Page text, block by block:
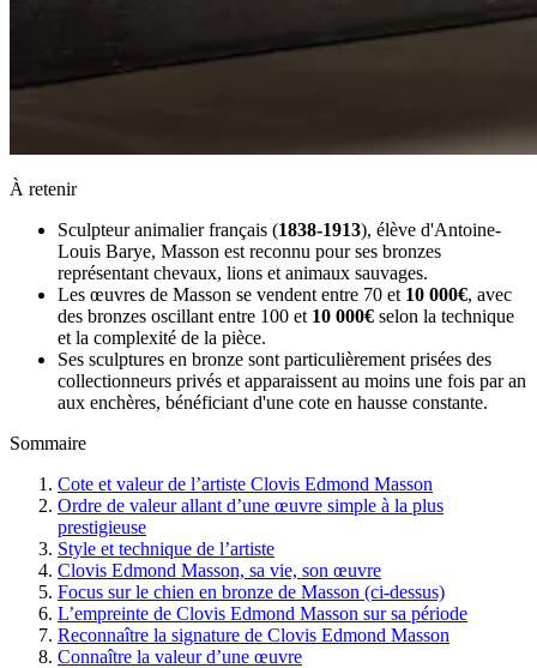
À retenir
Sculpteur animalier français (1838-1913), élève d'Antoine-
Louis Barye, Masson est reconnu pour ses bronzes
représentant chevaux, lions et animaux sauvages.
Les œuvres de Masson se vendent entre 70 et 10 000€, avec
des bronzes oscillant entre 100 et 10 000€ selon la technique
et la complexité de la pièce.
Ses sculptures en bronze sont particulièrement prisées des
collectionneurs privés et apparaissent au moins une fois par an
aux enchères, bénéficiant d'une cote en hausse constante.
Sommaire
Cote et valeur de l’artiste Clovis Edmond Masson
Ordre de valeur allant d’une œuvre simple à la plus
prestigieuse
Style et technique de l’artiste
Clovis Edmond Masson, sa vie, son œuvre
Focus sur le chien en bronze de Masson (ci-dessus)
L’empreinte de Clovis Edmond Masson sur sa période
Reconnaître la signature de Clovis Edmond Masson
Connaître la valeur d’une œuvre